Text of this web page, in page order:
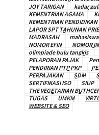
JOY TARIGAN
kadar
KEMENTRIAN AGAMA
KEMENTRIAN PENDIDIKAN
LAPOR SPT TAHUNAN
MADRASAH
mahasiswa
NOMOR EFIN
NOMOR
olimpiade bulu tangkis
PELAPORAN PAJAK
PENDIRIAN PTP PKP
PERPAJAKAN
SDM
SERTIFIKASI ISO
SIUP
THE VEGETARIAN
TUGAS
UMKM
WEBSITE & SEO